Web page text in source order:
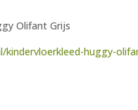
Olifant Grijs
kindervloerkleed-huggy-